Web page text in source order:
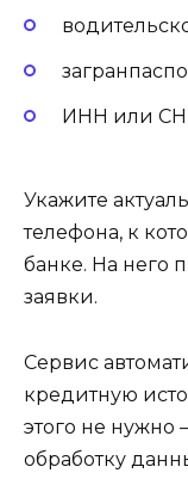
ИНН или
Укажите
телефона, к
банке. На него
заявки.
Сервис
кредитную
этого не нужно
обработку